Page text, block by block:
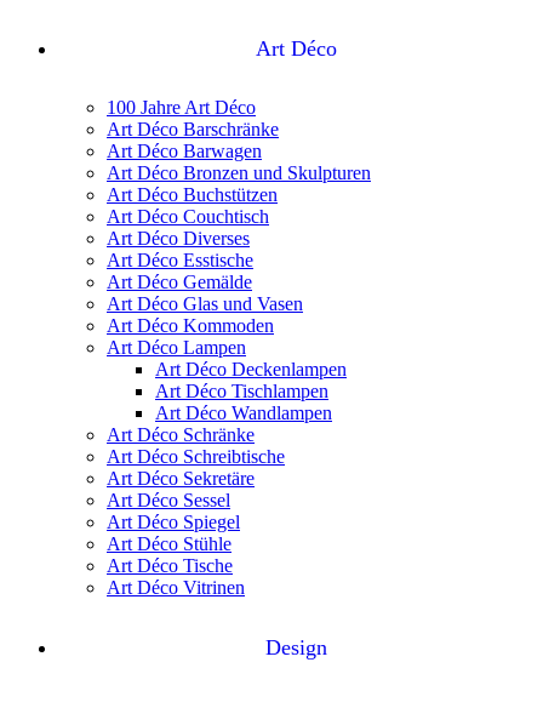
Art Déco
100 Jahre Art Déco
Art Déco Barschränke
Art Déco Barwagen
Art Déco Bronzen und Skulpturen
Art Déco Buchstützen
Art Déco Couchtisch
Art Déco Diverses
Art Déco Esstische
Art Déco Gemälde
Art Déco Glas und Vasen
Art Déco Kommoden
Art Déco Lampen
Art Déco Deckenlampen
Art Déco Tischlampen
Art Déco Wandlampen
Art Déco Schränke
Art Déco Schreibtische
Art Déco Sekretäre
Art Déco Sessel
Art Déco Spiegel
Art Déco Stühle
Art Déco Tische
Art Déco Vitrinen
Design